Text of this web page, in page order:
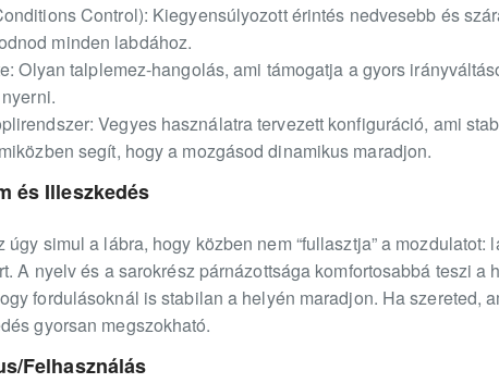
Control): Kiegyensúlyozott érintés nedvesebb és
minden labdához.
Olyan talplemez-hangolás, ami támogatja a gyors
Vegyes használatra tervezett konfiguráció, ami
segít, hogy a mozgásod dinamikus maradjon.
és Illeszkedés
úgy simul a lábra, hogy közben nem “fullasztja” a
A nyelv és a sarokrész párnázottsága komfortosabbá teszi
fordulásoknál is stabilan a helyén maradjon. Ha szereted,
gyorsan megszokható.
Felhasználás